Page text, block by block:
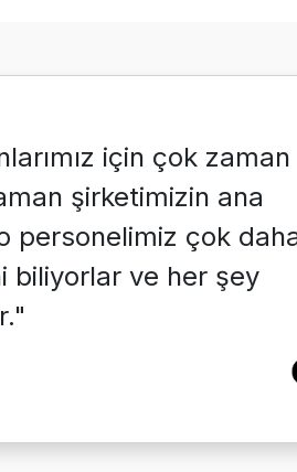
için çok zaman
şirketimizin ana
personelimiz çok
biliyorlar ve her şey